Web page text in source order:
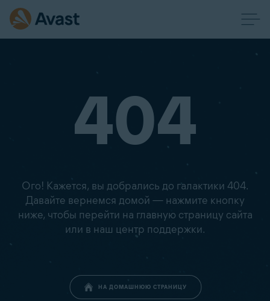
404
Ого! Кажется, вы добрались до галактики 404.
Давайте вернемся домой — нажмите кнопку
ниже, чтобы перейти на главную страницу сайта
или в наш центр поддержки.
НА ДОМАШНЮЮ СТРАНИЦУ